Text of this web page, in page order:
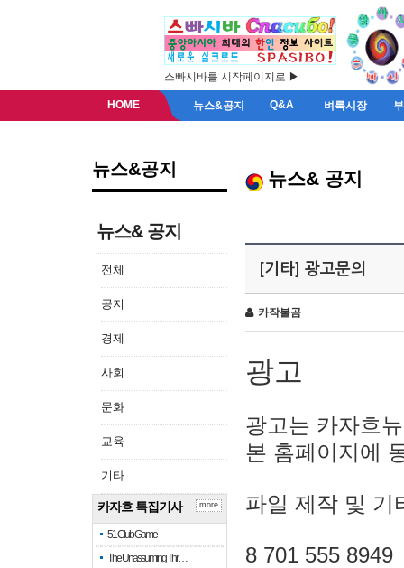
스빠시바를 시작페이지로 ▶
HOME 뉴스&공지 Q&A 벼룩시장
뉴스&공지
뉴스& 공지
전체
공지
경제
사회
문화
교육
기타
카자흐 특집기사
51 Club Game
The Unassuming Thr…
more
뉴스& 공지
[기타] 광고문의
카작불곰
광고
광고는 카자흐
본 홈페이지에
파일 제작 및 기
8 701 555 8949